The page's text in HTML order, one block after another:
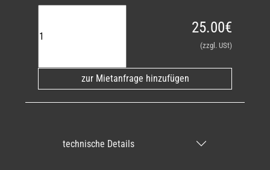
25.00€
(zzgl. USt)
zur Mietanfrage hinzufügen
technische Details